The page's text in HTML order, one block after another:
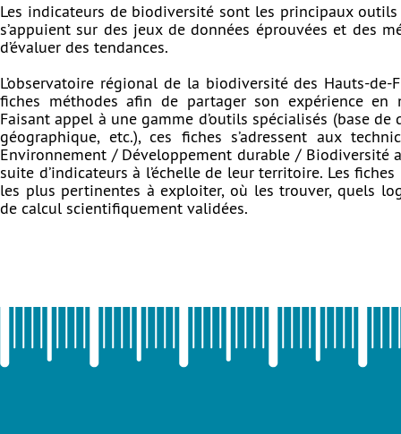
Les indicateurs de biodiversité sont les principaux outils
s’appuient sur des jeux de données éprouvées et des
d’évaluer des tendances.
L’observatoire régional de la biodiversité des Hauts-
fiches méthodes afin de partager son expérience en
Faisant appel à une gamme d’outils spécialisés (base de
géographique, etc.), ces fiches s’adressent aux
Environnement / Développement durable / Biodiversité
suite d’indicateurs à l’échelle de leur territoire. Les
les plus pertinentes à exploiter, où les trouver, quels
de calcul scientifiquement validées.